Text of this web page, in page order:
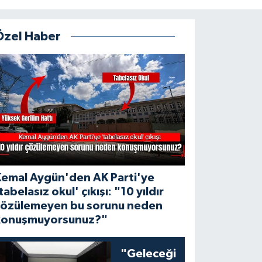
Haber
Aygün'den AK Parti'ye
okul' çıkışı: "10 yıldır
bu sorunu neden
"Geleceği